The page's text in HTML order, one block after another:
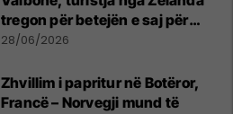
tregon për betejën e saj për
mbijetesë
28/06/2026
Zhvillim i papritur në Botëror,
Francë – Norvegji mund të